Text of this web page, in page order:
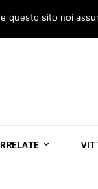
Segnala – AGN Segnala –
questo sito noi